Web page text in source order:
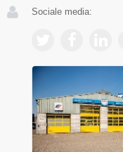
Sociale media: